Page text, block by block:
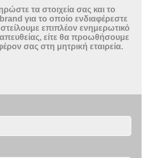
τα στοιχεία σας και το
για το οποίο ενδιαφέρεστε
επιπλέον ενημερωτικό
απευθείας, είτε θα προωθήσουμε
σας στη μητρική εταιρεία.